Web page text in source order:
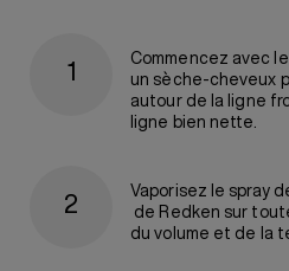
Commencez avec
un sèche-cheveux
autour de la ligne
ligne bien nette.
Vaporisez le spray
de Redken sur
du volume et de la